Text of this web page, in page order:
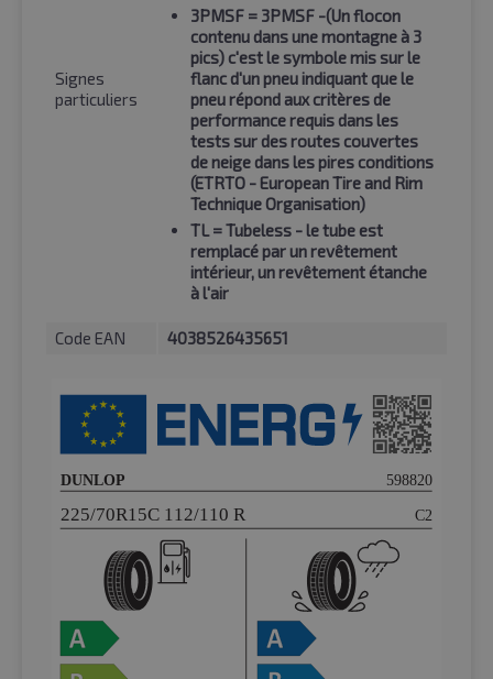
Signes
particuliers
3PMSF = 3PMSF -(Un flocon
contenu dans une montagne à 3
pics) c'est le symbole mis sur le
flanc d'un pneu indiquant que le
pneu répond aux critères de
performance requis dans les
tests sur des routes couvertes
de neige dans les pires conditions
(ETRTO - European Tire and Rim
Technique Organisation)
TL= Tubeless - le tube est
remplacé par un revêtement
intérieur, un revêtement étanche
à l'air
Code EAN 4038526435651